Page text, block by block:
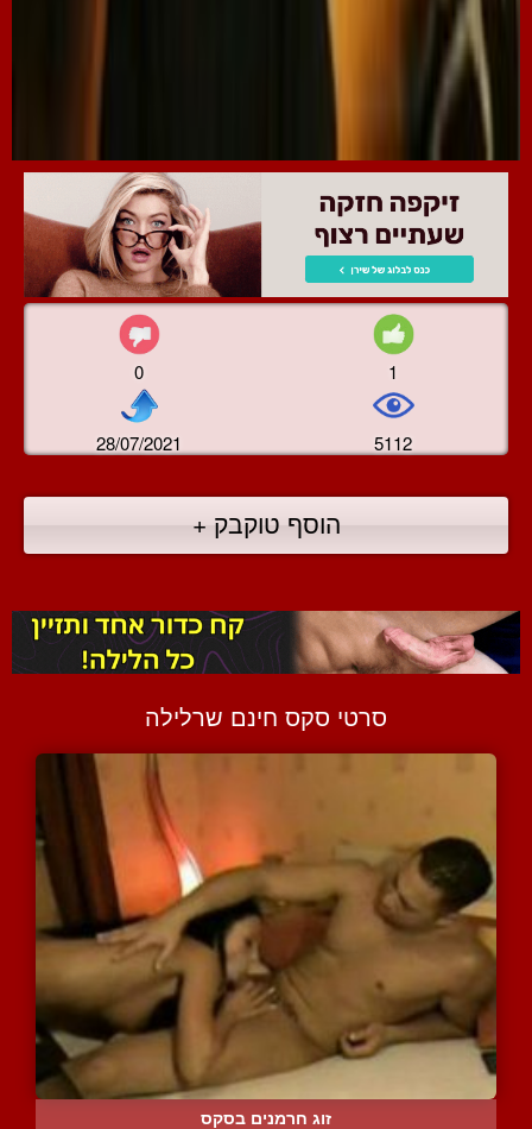
0 1
28/07/2021 5112
הוסף טוקבק +
סרטי סקס חינם שרלילה
זוג חרמנים בסקס